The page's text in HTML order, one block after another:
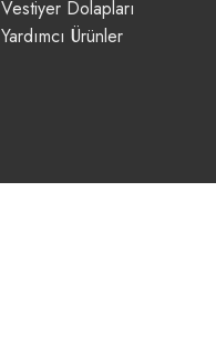
Vestiyer Dolapları
Yardımcı Ürünler